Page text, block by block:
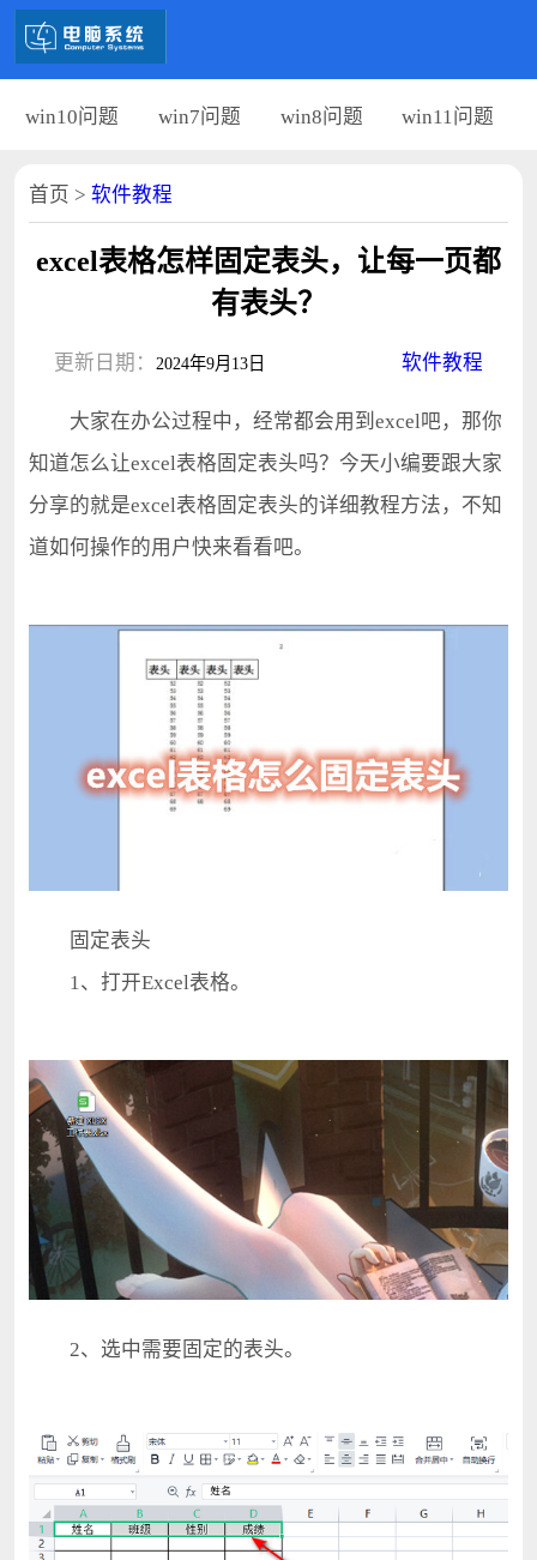
win10问题 win7问题 win8问题 win11问题
首页 > 软件教程
excel表格怎样固定表头，让每一页都
有表头？
更新日期： 2024年9月13日 软件教程
大家在办公过程中，经常都会用到excel吧，那你
知道怎么让excel表格固定表头吗？今天小编要跟大家
分享的就是excel表格固定表头的详细教程方法，不知
道如何操作的用户快来看看吧。
固定表头
1、打开Excel表格。
2、选中需要固定的表头。